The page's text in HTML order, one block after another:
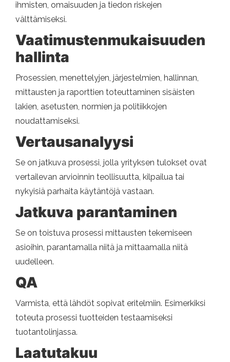
ihmisten, omaisuuden ja tiedon riskejen
välttämiseksi.
Vaatimustenmukaisuuden
hallinta
Prosessien, menettelyjen, järjestelmien, hallinnan,
mittausten ja raporttien toteuttaminen sisäisten
lakien, asetusten, normien ja politiikkojen
noudattamiseksi.
Vertausanalyysi
Se on jatkuva prosessi, jolla yrityksen tulokset ovat
vertailevan arvioinnin teollisuutta, kilpailua tai
nykyisiä parhaita käytäntöjä vastaan.
Jatkuva parantaminen
Se on toistuva prosessi mittausten tekemiseen
asioihin, parantamalla niitä ja mittaamalla niitä
uudelleen.
QA
Varmista, että lähdöt sopivat eritelmiin. Esimerkiksi
toteuta prosessi tuotteiden testaamiseksi
tuotantolinjassa.
Laatutakuu